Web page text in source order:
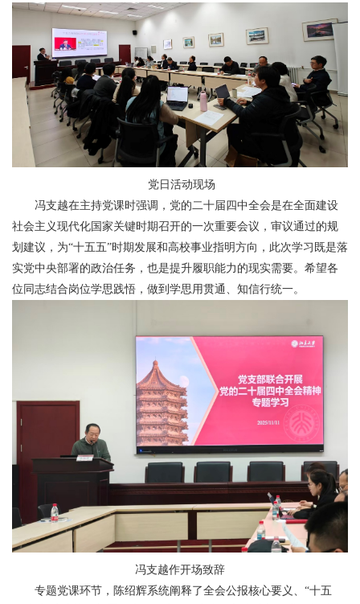
党日活动现场
冯支越在主持党课时强调，党的二十届四中全会是在全面建设
社会主义现代化国家关键时期召开的一次重要会议，审议通过的规
划建议，为“十五五”时期发展和高校事业指明方向，此次学习既是落
实党中央部署的政治任务，也是提升履职能力的现实需要。希望各
位同志结合岗位学思践悟，做到学思用贯通、知信行统一。
冯支越作开场致辞
专题党课环节，陈绍辉系统阐释了全会公报核心要义、“十五